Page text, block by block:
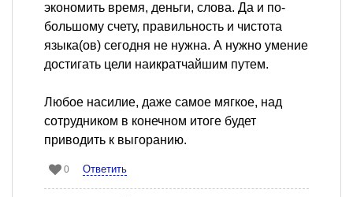
экономить время, деньги, слова. Да и по-
большому счету, правильность и чистота
языка(ов) сегодня не нужна. А нужно умение
достигать цели наикратчайшим путем.
Любое насилие, даже самое мягкое, над
сотрудником в конечном итоге будет
приводить к выгоранию.
0 Ответить